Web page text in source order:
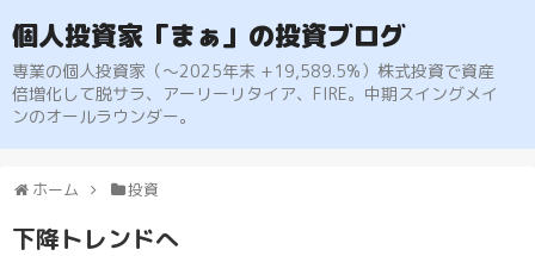
個人投資家「まぁ」の投資ブログ
専業の個人投資家（〜2025年末 +19,589.5%）株式投資で資産
倍増化して脱サラ、アーリーリタイア、FIRE。中期スイングメイ
ンのオールラウンダー。
ホーム 投資
下降トレンドへ